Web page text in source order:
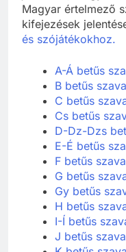
Magyar értelmező
kifejezések
és szójátékokhoz.
A-Á betűs
B betűs
C betűs
Cs betűs
D-Dz-Dzs
E-É betűs
F betűs
G betűs
Gy betűs
H betűs
I-Í betűs
J betűs